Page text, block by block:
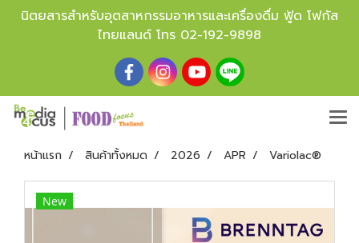
นิตยสารสำหรับอุตสาหกรรมอาหารและเครื่องดื่ม ฟู้ด โฟกัส
ไทยแลนด์ โทร 02-192-9898
หน้าแรก สินค้าทั้งหมด 2026 APR Variolac®
New